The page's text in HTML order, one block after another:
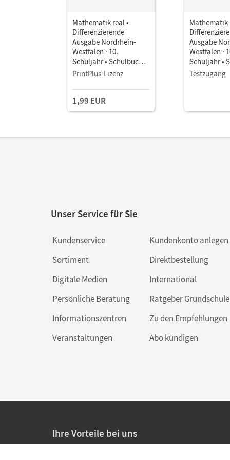
Mathematik real •
Differenzierende
Ausgabe Nordrhein-
Westfalen · 10.
Schuljahr • Schulbuch
als E-Book
PrintPlus-Lizenz
1,99 EUR
Mathematik
Ausgabe
Westfalen ·
Schuljahr •
als E-Book
Testzugang
Unser Service für Sie
Kundenservice
Sortiment
Digitale Medien
Persönliche Beratung
Informationszentren
Veranstaltungen
Kundenkonto anlegen
Direktbestellung
International
Ratgeber Grundschule
Zu den Empfehlungen
Abo kündigen
Ihre Vorteile bei uns